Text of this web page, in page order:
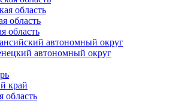
область
область
область
автономный округ
автономный округ
край
область